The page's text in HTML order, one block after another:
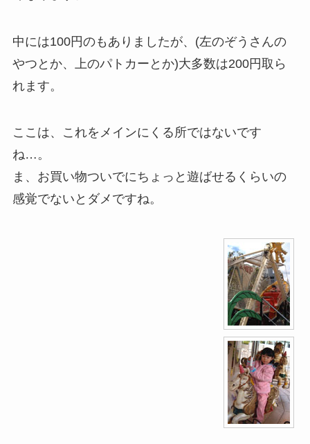
中には100円のもありましたが、(左のぞうさんの
やつとか、上のパトカーとか)大多数は200円取ら
れます。
ここは、これをメインにくる所ではないです
ね…。
ま、お買い物ついでにちょっと遊ばせるくらいの
感覚でないとダメですね。